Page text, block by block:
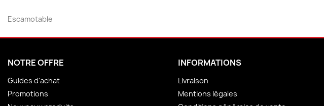
Escamotable
NOTRE OFFRE
Guides d'achat
Promotions
INFORMATIONS
Livraison
Mentions légales